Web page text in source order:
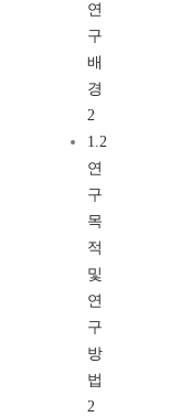
연
구
배
경
2
1.2
연
구
목
적
및
연
구
방
법
2